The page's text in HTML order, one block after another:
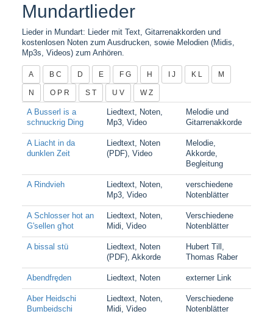
Mundartlieder
Lieder in Mundart: Lieder mit Text, Gitarrenakkorden und
kostenlosen Noten zum Ausdrucken, sowie Melodien (Midis,
Mp3s, Videos) zum Anhören.
A B C D E F G H I J K L M
N O P R S T U V W Z
A Busserl is a
schnuckrig Ding
Liedtext, Noten,
Mp3, Video
Melodie und
Gitarrenakkorde
A Liacht in da
dunklen Zeit
Liedtext, Noten
(PDF), Video
Melodie,
Akkorde,
Begleitung
A Rindvieh
Liedtext, Noten,
Mp3, Video
verschiedene
Notenblätter
A Schlosser hot an
G'sellen g'hot
Liedtext, Noten,
Midi, Video
Verschiedene
Notenblätter
A bissal stü
Liedtext, Noten
(PDF), Akkorde
Hubert Till,
Thomas Raber
Abendfrȩden Liedtext, Noten externer Link
Aber Heidschi
Bumbeidschi
Liedtext, Noten,
Midi, Video
Verschiedene
Notenblätter